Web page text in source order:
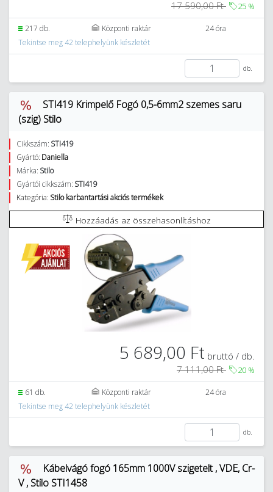
17 590,00 Ft 25 %
217 db. Központi raktár
24 óra
Tekintse meg 42 telephelyünk készletét
db.
STI419 Krimpelő Fogó 0,5-6mm2 szemes saru
(szig) Stilo
Cikkszám: STI419
Gyártó: Daniella
Márka: Stilo
Gyártói cikkszám: STI419
Kategória: Stilo karbantartási akciós termékek
Hozzáadás az összehasonlításhoz
5 689,00 Ft bruttó / db.
7 111,00 Ft
20 %
61 db. Központi raktár
24 óra
Tekintse meg 42 telephelyünk készletét
db.
Kábelvágó fogó 165mm 1000V szigetelt , VDE, Cr-
V , Stilo STI1458